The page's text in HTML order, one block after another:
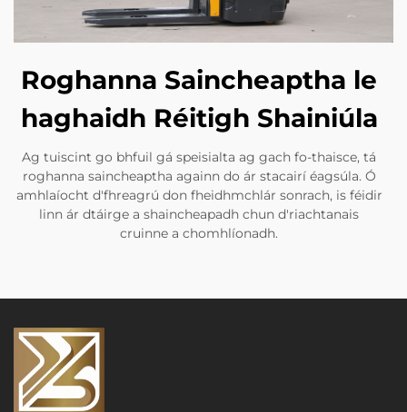
Roghanna Saincheaptha le
haghaidh Réitigh Shainiúla
Ag tuiscint go bhfuil gá speisialta ag gach fo-thaisce, tá
roghanna saincheaptha againn do ár stacairí éagsúla. Ó
amhlaíocht d'fhreagrú don fheidhmchlár sonrach, is féidir
linn ár dtáirge a shaincheapadh chun d'riachtanais
cruinne a chomhlíonadh.